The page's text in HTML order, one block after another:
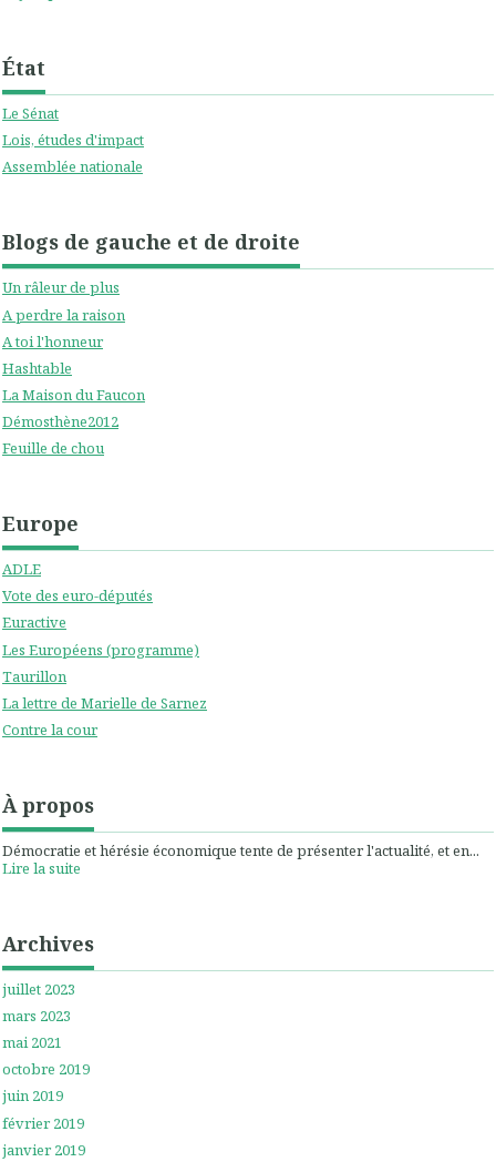
État
Le Sénat
Lois, études d'impact
Assemblée nationale
Blogs de gauche et de droite
Un râleur de plus
A perdre la raison
A toi l'honneur
Hashtable
La Maison du Faucon
Démosthène2012
Feuille de chou
Europe
ADLE
Vote des euro-députés
Euractive
Les Européens (programme)
Taurillon
La lettre de Marielle de Sarnez
Contre la cour
À propos
Démocratie et hérésie économique tente de présenter l'actualité, et en...
Lire la suite
Archives
juillet 2023
mars 2023
mai 2021
octobre 2019
juin 2019
février 2019
janvier 2019